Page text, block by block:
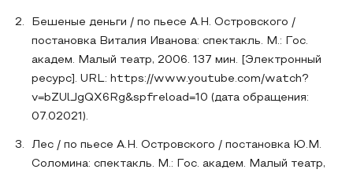
Бешеные деньги / по пьесе А.Н. Островского /
постановка Виталия Иванова: спектакль. М.: Гос.
академ. Малый театр, 2006. 137 мин. [Электронный
ресурс]. URL: https://www.youtube.com/watch?
v=bZUlJgQX6Rg&spfreload=10 (дата обращения:
07.02021).
Лес / по пьесе А.Н. Островского / постановка Ю.М.
Соломина: спектакль. М.: Гос. академ. Малый театр,